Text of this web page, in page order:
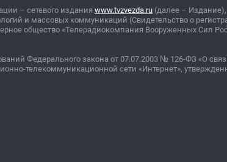
– сетевого издания www.tvzvezda.ru (далее – Издание),
и массовых коммуникаций (Свидетельство о
общество «Телерадиокомпания Вооруженных Сил
Федерального закона от 07.07.2003 № 126-ФЗ «О
телекоммуникационной сети «Интернет»,